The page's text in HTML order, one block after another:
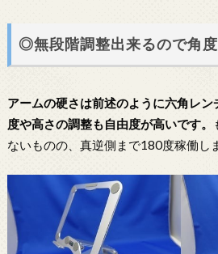
◎無段階調整出来るので角
アームの硬さは前述のように六角レ
度や高さの調整も自由度が高いです。
ないものの、真逆側まで180度稼働し